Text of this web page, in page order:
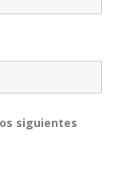
siguientes